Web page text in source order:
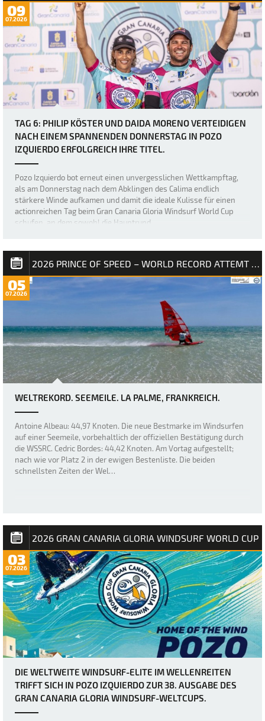
09
07.2026
TAG 6: PHILIP KÖSTER UND DAIDA MORENO VERTEIDIGEN
NACH EINEM SPANNENDEN DONNERSTAG IN POZO
IZQUIERDO ERFOLGREICH IHRE TITEL.
Pozo Izquierdo bot erneut einen unvergesslichen Wettkampftag,
als am Donnerstag nach dem Abklingen des Calima endlich
stärkere Winde aufkamen und damit die ideale Kulisse für einen
actionreichen Tag beim Gran Canaria Gloria Windsurf World Cup
schufen, an dem sowohl die Hauptrund…
2026 PRINCE OF SPEED – WORLD RECORD ATTEMT NM
05
07.2026
WELTREKORD. SEEMEILE. LA PALME, FRANKREICH.
Antoine Albeau: 44,97 Knoten. Die neue Bestmarke im Windsurfen
auf einer Seemeile, vorbehaltlich der offiziellen Bestätigung durch
die WSSRC. Cedric Bordes: 44,42 Knoten. Am Vortag aufgestellt;
nach wie vor Platz 2 in der ewigen Bestenliste. Die beiden
schnellsten Zeiten der Wel…
2026 GRAN CANARIA GLORIA WINDSURF WORLD CUP
03
07.2026
DIE WELTWEITE WINDSURF-ELITE IM WELLENREITEN
TRIFFT SICH IN POZO IZQUIERDO ZUR 38. AUSGABE DES
GRAN CANARIA GLORIA WINDSURF-WELTCUPS.